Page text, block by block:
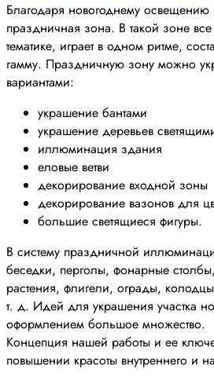
Благодаря новогоднему освещению
праздничная зона. В такой зоне
тематике, играет в одном ритме,
гамму. Праздничную зону можно
вариантами:
украшение бантами
украшение деревьев
иллюминация здания
еловые ветви
декорирование входной зоны
декорирование вазонов для
большие светящиеся фигуры.
В систему праздничной
беседки, перголы, фонарные
растения, флигели, ограды,
т. д. Идей для украшения участка
оформлением большое множество.
Концепция нашей работы и ее
повышении красоты внутреннего и